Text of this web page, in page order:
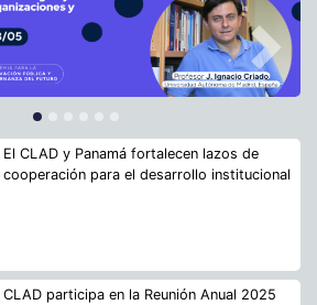
Next
El CLAD y Panamá fortalecen lazos de
cooperación para el desarrollo institucional
CLAD participa en la Reunión Anual 2025